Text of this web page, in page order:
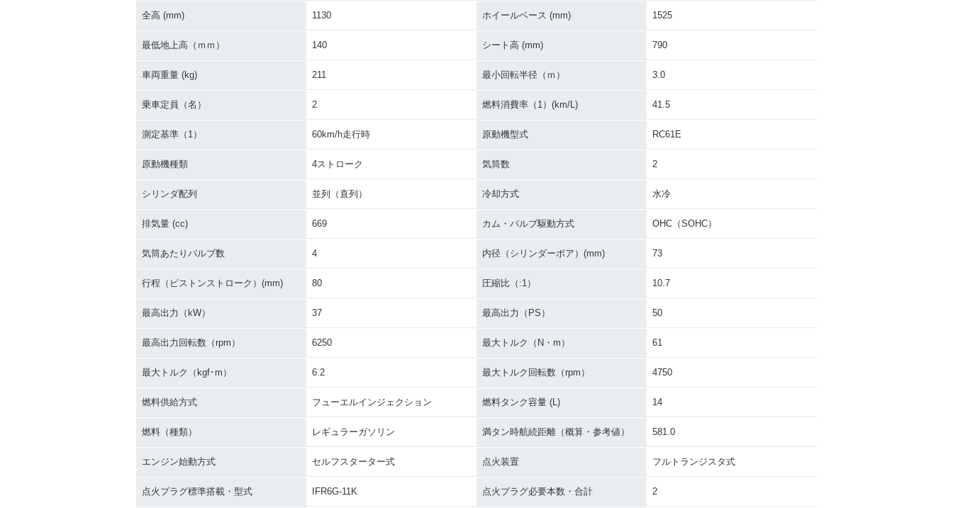
全高 (mm) 1130 ホイールベース (mm) 1525
最低地上高（ｍｍ） 140 シート高 (mm) 790
車両重量 (kg) 211 最小回転半径（ｍ） 3.0
乗車定員（名） 2 燃料消費率（1）(km/L) 41.5
測定基準（1） 60km/h走行時 原動機型式 RC61E
原動機種類 4ストローク 気筒数 2
シリンダ配列 並列（直列） 冷却方式 水冷
排気量 (cc) 669 カム・バルブ駆動方式 OHC（SOHC）
気筒あたりバルブ数 4 内径（シリンダーボア）(mm) 73
行程（ピストンストローク）(mm) 80 圧縮比（:1） 10.7
最高出力（kW） 37 最高出力（PS） 50
最高出力回転数（rpm） 6250 最大トルク（N・m） 61
最大トルク（kgf･m） 6.2 最大トルク回転数（rpm） 4750
燃料供給方式 フューエルインジェクション 燃料タンク容量 (L) 14
燃料（種類） レギュラーガソリン 満タン時航続距離（概算・参考値） 581.0
エンジン始動方式 セルフスターター式 点火装置 フルトランジスタ式
点火プラグ標準搭載・型式 IFR6G-11K 点火プラグ必要本数・合計 2